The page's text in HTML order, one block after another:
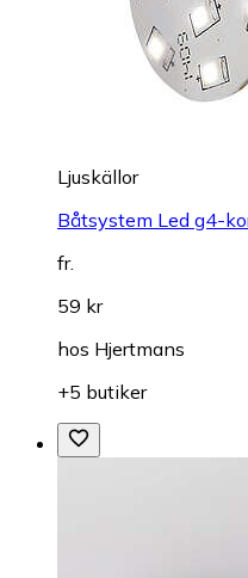
Ljuskällor
Båtsystem Led g4-
fr.
59 kr
hos Hjertmans
+5 butiker